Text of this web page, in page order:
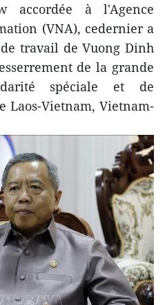
accordée à l'Agence
(VNA), cedernier a
travail de Vuong Dinh
de la grande
spéciale et de
Laos-Vietnam, Vietnam-